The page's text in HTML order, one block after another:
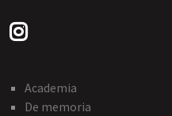
Academia
De memoria